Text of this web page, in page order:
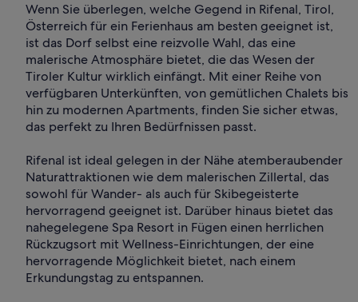
Wenn Sie überlegen, welche Gegend in Rifenal, Tirol,
Österreich für ein Ferienhaus am besten geeignet ist,
ist das Dorf selbst eine reizvolle Wahl, das eine
malerische Atmosphäre bietet, die das Wesen der
Tiroler Kultur wirklich einfängt. Mit einer Reihe von
verfügbaren Unterkünften, von gemütlichen Chalets bis
hin zu modernen Apartments, finden Sie sicher etwas,
das perfekt zu Ihren Bedürfnissen passt.
Rifenal ist ideal gelegen in der Nähe atemberaubender
Naturattraktionen wie dem malerischen Zillertal, das
sowohl für Wander- als auch für Skibegeisterte
hervorragend geeignet ist. Darüber hinaus bietet das
nahegelegene Spa Resort in Fügen einen herrlichen
Rückzugsort mit Wellness-Einrichtungen, der eine
hervorragende Möglichkeit bietet, nach einem
Erkundungstag zu entspannen.